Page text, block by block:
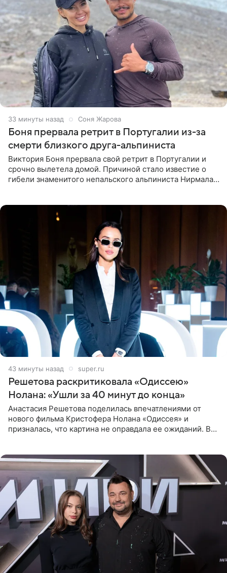
34 минуты назад Соня Жарова
Боня прервала ретрит в Португалии из-за
смерти близкого друга-альпиниста
Виктория Боня прервала свой ретрит в Португалии и
срочно вылетела домой. Причиной стало известие о
гибели знаменитого непальского альпиниста Нирмала
44 минуты назад super.ru
Решетова раскритиковала «Одиссею»
Нолана: «Ушли за 40 минут до конца»
Анастасия Решетова поделилась впечатлениями от
нового фильма Кристофера Нолана «Одиссея» и
призналась, что картина не оправдала ее ожиданий. В